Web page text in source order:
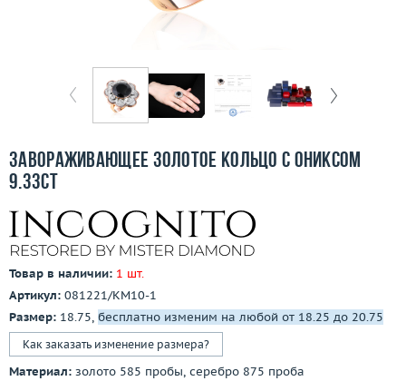
Бесплатная доставка
О компании
Контакты
3D-тур по шоуруму
Завораживающее золотое кольцо с ониксом
9.33ct
Товар в наличии: 1 шт.
Артикул: 081221/КМ10-1
Размер: 18.75, бесплатно изменим на любой от 18.25 до 20.75
Как заказать изменение размера?
Материал: золото 585 пробы, серебро 875 проба